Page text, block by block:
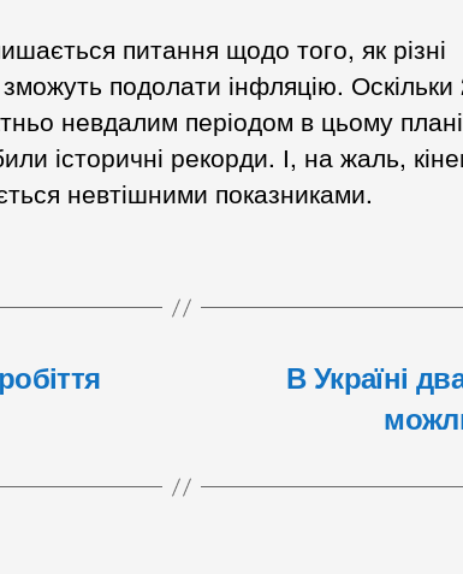
питання щодо того, як різні
зможуть подолати інфляцію. Оскільки
невдалим періодом в цьому
історичні рекорди. І, на жаль,
невтішними показниками.
В Україні